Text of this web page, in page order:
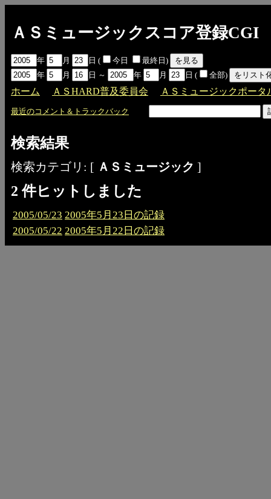
ＡＳミュージックスコア登録CGI
年 月 日 ( 今日
最終日)
年
月 日 ～ 年 月 日 ( 全部)
ホーム ＡＳHARD普及委員会 ＡＳミュージックポータ
最近のコメント＆トラックバック
検索結果
検索カテゴリ: [ ＡＳミュージック ]
2 件ヒットしました
2005/05/23 2005年5月23日の記録
2005/05/22 2005年5月22日の記録